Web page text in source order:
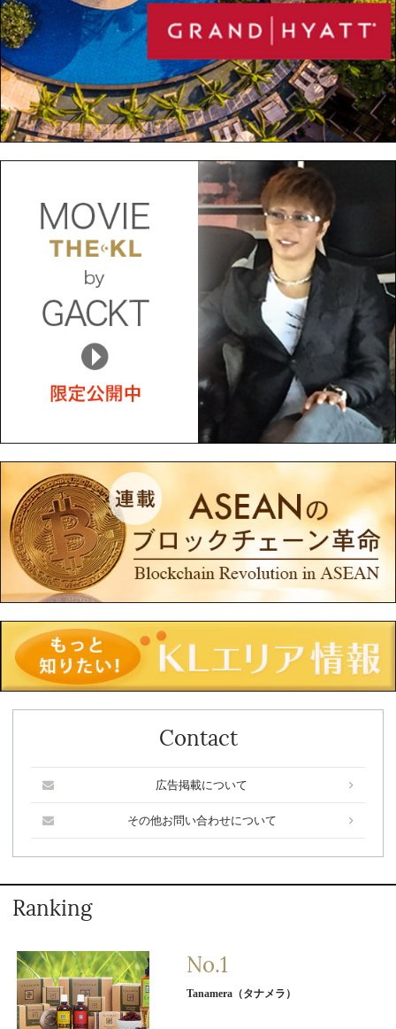
Contact
広告掲載について
その他お問い合わせについて
Ranking
Tanamera（タナメラ）